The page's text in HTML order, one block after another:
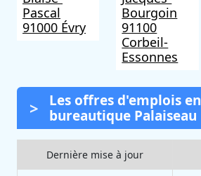
Pascal
91000 Évry
Bourgoin
91100
Corbeil-
Essonnes
Les offres d'emplois en
bureautique Palaiseau
Dernière mise à jour